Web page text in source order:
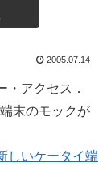
2005.07.14
アクセス．
末のモックが
しいケータイ端